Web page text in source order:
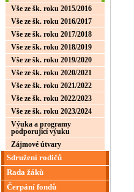
Vše ze šk. roku 2015/2016
Vše ze šk. roku 2016/2017
Vše ze šk. roku 2017/2018
Vše ze šk. roku 2018/2019
Vše ze šk. roku 2019/2020
Vše ze šk. roku 2020/2021
Vše ze šk. roku 2021/2022
Vše ze šk. roku 2022/2023
Vše ze šk. roku 2023/2024
Výuka a programy
podporující výuku
Zájmové útvary
Sdružení rodičů
Rada žáků
Čerpání fondů